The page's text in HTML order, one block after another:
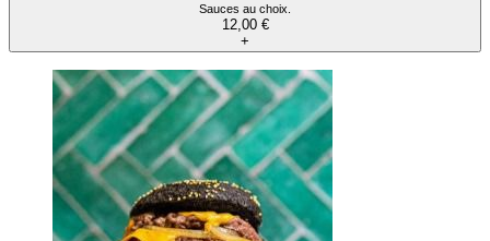
Sauces au choix.
12,00 €
+